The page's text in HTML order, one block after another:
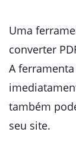
Uma
converter
A
também
seu site.